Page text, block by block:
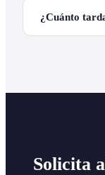
¿Cuánto
Solicita